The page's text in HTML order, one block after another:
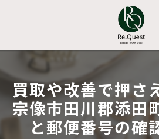
買取や改善で押さ
宗像市田川郡添田
と郵便番号の確